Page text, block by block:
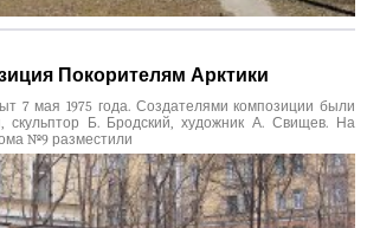
Покорителям Арктики
7 мая 1975 года. Создателями композиции были
скульптор Б. Бродский, художник А. Свищев. На
№9 разместили